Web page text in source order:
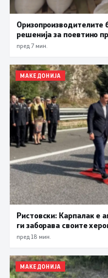
Оризопроизводителите
решенија за поевтино
пред 7 мин.
МАКЕДОНИЈА
Ристовски: Карпалак е
ги заборава своите
пред 18 мин.
МАКЕДОНИЈА